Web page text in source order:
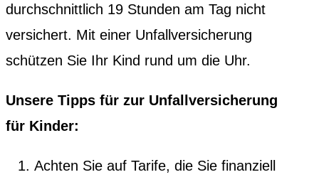
durchschnittlich 19 Stunden am Tag nicht
versichert. Mit einer Unfallversicherung
schützen Sie Ihr Kind rund um die Uhr.
Unsere Tipps für zur Unfallversicherung
für Kinder:
Achten Sie auf Tarife, die Sie finanziell